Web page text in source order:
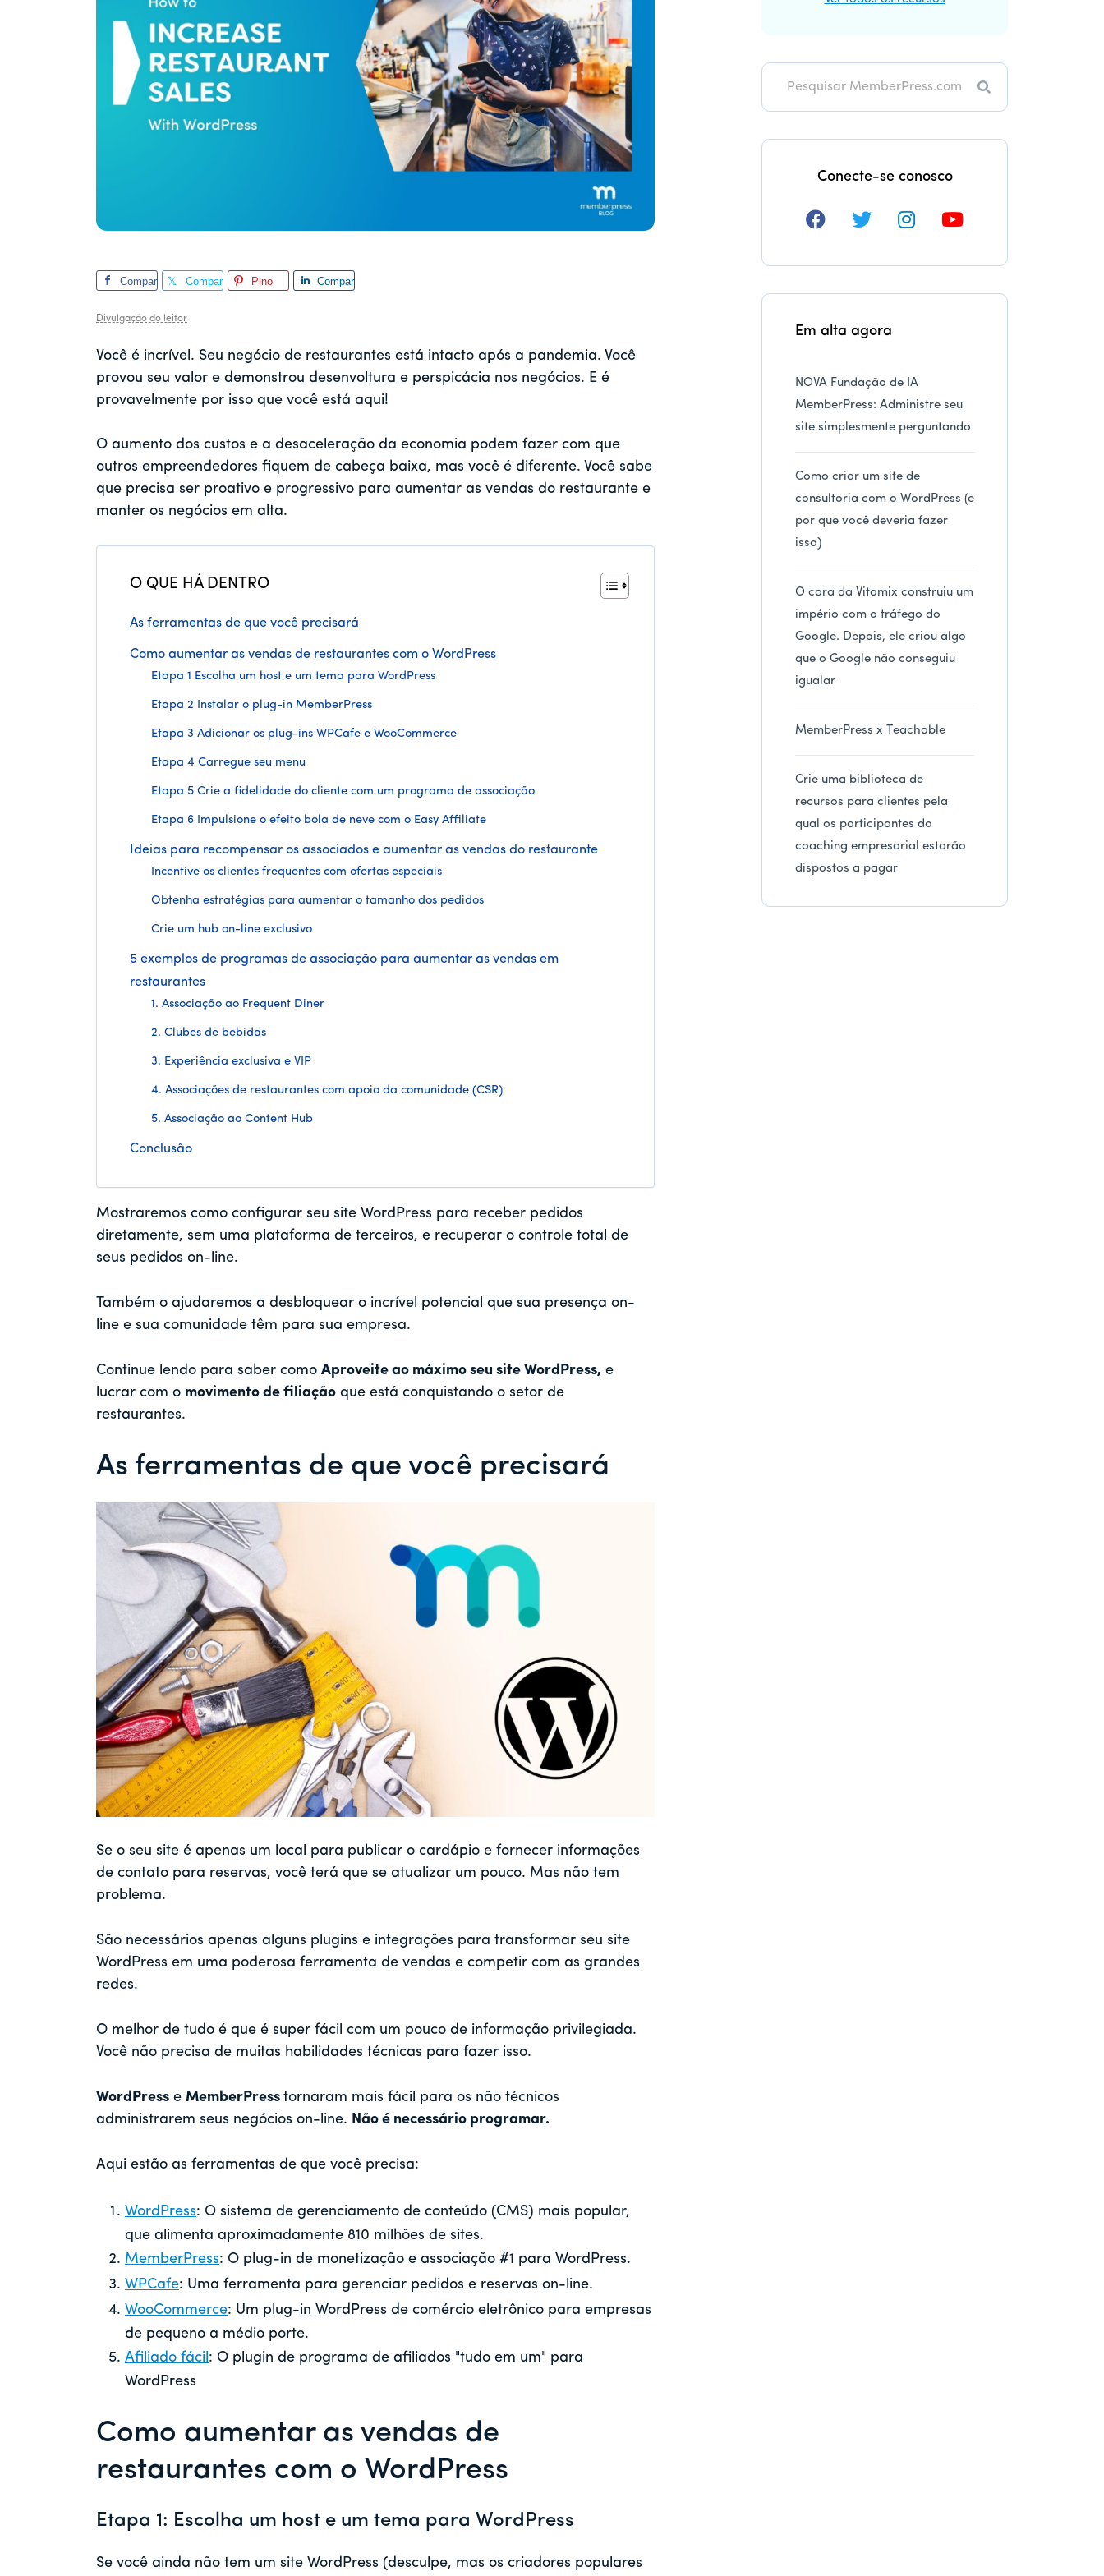
Compar
Compar
Pino
Compar
Divulgação do leitor
Você é incrível. Seu negócio de restaurantes está intacto após a pandemia. Você
provou seu valor e demonstrou desenvoltura e perspicácia nos negócios. E é
provavelmente por isso que você está aqui!
O aumento dos custos e a desaceleração da economia podem fazer com que
outros empreendedores fiquem de cabeça baixa, mas você é diferente. Você sabe
que precisa ser proativo e progressivo para aumentar as vendas do restaurante e
manter os negócios em alta.
O QUE HÁ DENTRO
As ferramentas de que você precisará
Como aumentar as vendas de restaurantes com o WordPress
Etapa 1 Escolha um host e um tema para WordPress
Etapa 2 Instalar o plug-in MemberPress
Etapa 3 Adicionar os plug-ins WPCafe e WooCommerce
Etapa 4 Carregue seu menu
Etapa 5 Crie a fidelidade do cliente com um programa de associação
Etapa 6 Impulsione o efeito bola de neve com o Easy Affiliate
Ideias para recompensar os associados e aumentar as vendas do restaurante
Incentive os clientes frequentes com ofertas especiais
Obtenha estratégias para aumentar o tamanho dos pedidos
Crie um hub on-line exclusivo
5 exemplos de programas de associação para aumentar as vendas em
restaurantes
1. Associação ao Frequent Diner
2. Clubes de bebidas
3. Experiência exclusiva e VIP
4. Associações de restaurantes com apoio da comunidade (CSR)
5. Associação ao Content Hub
Conclusão
Mostraremos como configurar seu site WordPress para receber pedidos
diretamente, sem uma plataforma de terceiros, e recuperar o controle total de
seus pedidos on-line.
Também o ajudaremos a desbloquear o incrível potencial que sua presença on-
line e sua comunidade têm para sua empresa.
Continue lendo para saber como Aproveite ao máximo seu site WordPress, e
lucrar com o movimento de filiação que está conquistando o setor de
restaurantes.
As ferramentas de que você precisará
Se o seu site é apenas um local para publicar o cardápio e fornecer informações
de contato para reservas, você terá que se atualizar um pouco. Mas não tem
problema.
São necessários apenas alguns plugins e integrações para transformar seu site
WordPress em uma poderosa ferramenta de vendas e competir com as grandes
redes.
O melhor de tudo é que é super fácil com um pouco de informação privilegiada.
Você não precisa de muitas habilidades técnicas para fazer isso.
WordPress e MemberPress tornaram mais fácil para os não técnicos
administrarem seus negócios on-line. Não é necessário programar.
Aqui estão as ferramentas de que você precisa:
WordPress: O sistema de gerenciamento de conteúdo (CMS) mais popular,
que alimenta aproximadamente 810 milhões de sites.
MemberPress: O plug-in de monetização e associação #1 para WordPress.
WPCafe: Uma ferramenta para gerenciar pedidos e reservas on-line.
WooCommerce: Um plug-in WordPress de comércio eletrônico para empresas
de pequeno a médio porte.
Afiliado fácil : O plugin de programa de afiliados "tudo em um" para
WordPress
Como aumentar as vendas de
restaurantes com o WordPress
Etapa 1: Escolha um host e um tema para WordPress
Se você ainda não tem um site WordPress (desculpe, mas os criadores populares
Pesquisa
Conecte-se conosco
Em alta agora
NOVA Fundação de IA
MemberPress: Administre seu
site simplesmente perguntando
Como criar um site de
consultoria com o WordPress (e
por que você deveria fazer
isso)
O cara da Vitamix construiu um
império com o tráfego do
Google. Depois, ele criou algo
que o Google não conseguiu
igualar
MemberPress x Teachable
Crie uma biblioteca de
recursos para clientes pela
qual os participantes do
coaching empresarial estarão
dispostos a pagar